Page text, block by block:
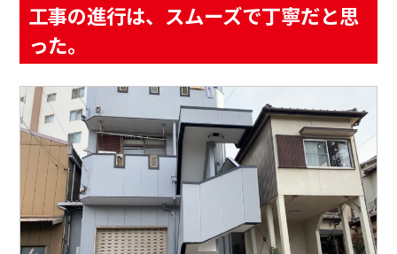
工事の進行は、スムーズで丁寧だと思
った。